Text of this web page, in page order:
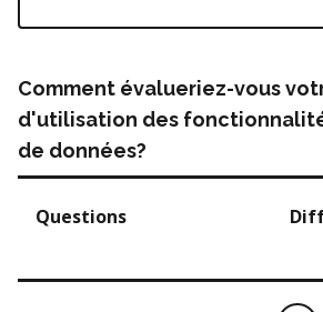
Comment évalueriez-vous
d'utilisation des
de données?
Questions